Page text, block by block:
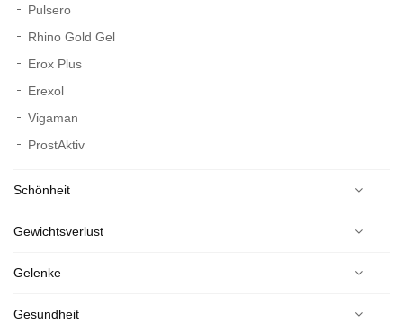
Pulsero
Rhino Gold Gel
Erox Plus
Erexol
Vigaman
ProstAktiv
Schönheit
Gewichtsverlust
Gelenke
Gesundheit